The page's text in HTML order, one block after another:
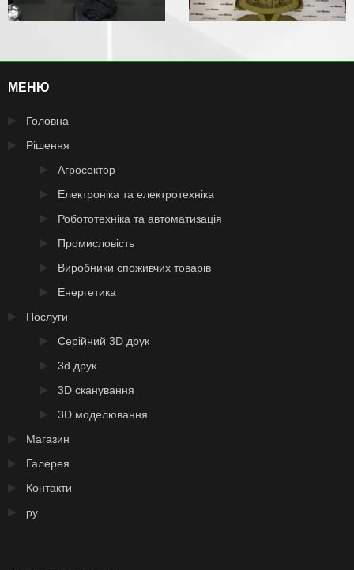
МЕНЮ
Головна
Рішення
Агросектор
Електроніка та електротехніка
Робототехніка та автоматизація
Промисловість
Виробники споживчих товарів
Енергетика
Послуги
Серійний 3D друк
3d друк
3D сканування
3D моделювання
Магазин
Галерея
Контакти
ру